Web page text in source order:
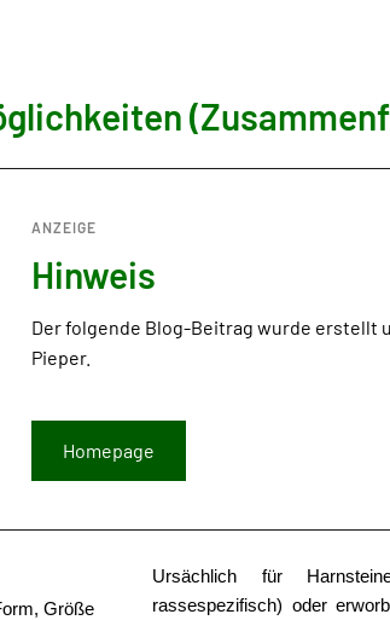
ANZEIGE
Hinweis
Der folgende Blog-Beitrag wurde erstellt
Pieper.
Homepage
Größe
Ursächlich für
rassespezifisch) oder